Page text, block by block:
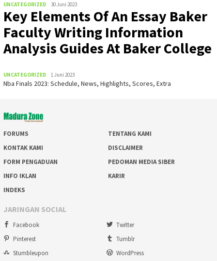
UNCATEGORIZED 30 Juni 2023
Key Elements Of An Essay Baker
Faculty Writing Information
Analysis Guides At Baker College
UNCATEGORIZED 1 Juni 2023
Nba Finals 2023: Schedule, News, Highlights, Scores, Extra
FORUMS
TENTANG KAMI
KONTAK KAMI
DISCLAIMER
FORM PENGADUAN
PEDOMAN MEDIA SIBER
INFO IKLAN
KARIR
INDEKS
JARINGAN SOCIAL
Facebook
Twitter
Pinterest
Tumblr
Stumbleupon
WordPress